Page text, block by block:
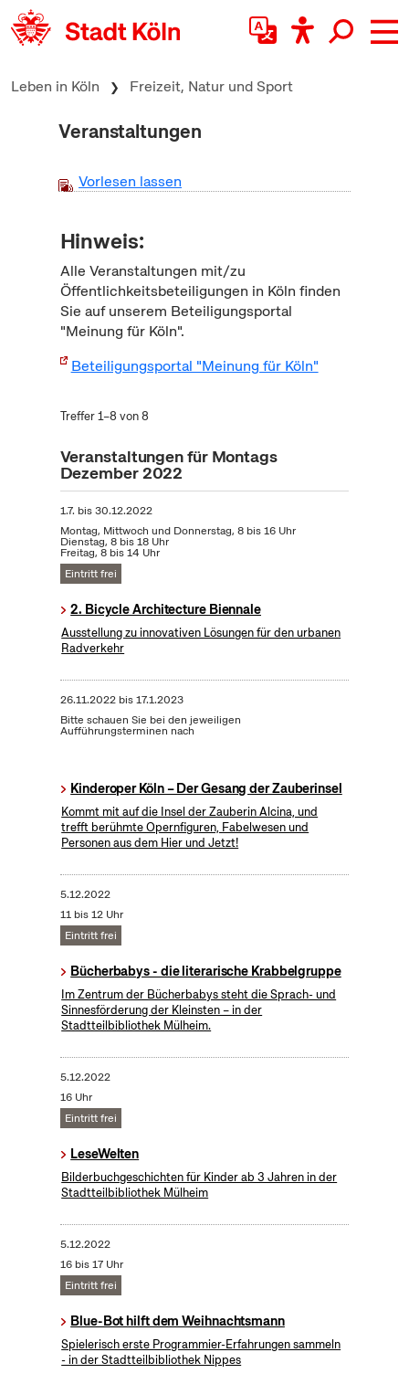
zum Inhalt springen
Leben in Köln Freizeit, Natur und Sport
Veranstaltungen
Vorlesen lassen
Hinweis:
Alle Veranstaltungen mit/zu
Öffentlichkeitsbeteiligungen in Köln finden
Sie auf unserem Beteiligungsportal
"Meinung für Köln".
Beteiligungsportal "Meinung für Köln"
Treffer 1–8 von 8
Veranstaltungen für Montags
Dezember 2022
1.7. bis30.12.2022
Montag, Mittwoch und Donnerstag, 8 bis 16 Uhr
Dienstag, 8 bis 18 Uhr
Freitag, 8 bis 14 Uhr
Eintritt frei
2. Bicycle Architecture Biennale
Ausstellung zu innovativen Lösungen für den urbanen
Radverkehr
26.11.2022bis17.1.2023
Bitte schauen Sie bei den jeweiligen
Aufführungsterminen nach
Kinderoper Köln – Der Gesang der Zauberinsel
Kommt mit auf die Insel der Zauberin Alcina, und
trefft berühmte Opernfiguren, Fabelwesen und
Personen aus dem Hier und Jetzt!
5.12.2022
11 bis 12 Uhr
Eintritt frei
Bücherbabys - die literarische Krabbelgruppe
Im Zentrum der Bücherbabys steht die Sprach- und
Sinnesförderung der Kleinsten – in der
Stadtteilbibliothek Mülheim.
5.12.2022
16 Uhr
Eintritt frei
LeseWelten
Bilderbuchgeschichten für Kinder ab 3 Jahren in der
Stadtteilbibliothek Mülheim
5.12.2022
16 bis 17 Uhr
Eintritt frei
Blue-Bot hilft dem Weihnachtsmann
Spielerisch erste Programmier-Erfahrungen sammeln
- in der Stadtteilbibliothek Nippes